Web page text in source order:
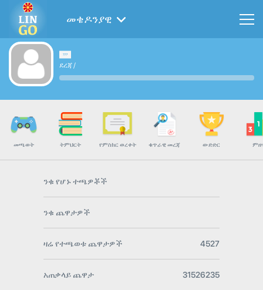
መቄዶንያዊ
ደረጃ/
መጫወት ትምህርት የምስክር ወረቀት ቁጥራዊ መረጃ ውድድር
ንቁ የሆኑ ተጫዎቾች
ንቁ ጨዋታዎች
ዛሬ የተጫወቱ ጨዋታዎች 4527
አጠቃላይ ጨዋታ 31526235